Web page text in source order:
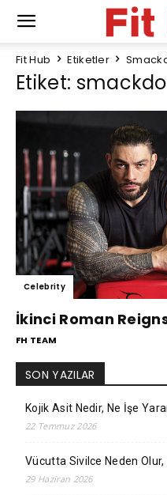
Fit Hub Etiketler
Etiket:
Celebrity
İkinci Roman
FH TEAM
SON YAZILAR
Kojik Asit Nedir, Ne İşe
22 Temmuz 2026
Vücutta Sivilce Neden Olur,
29 Haziran 2026